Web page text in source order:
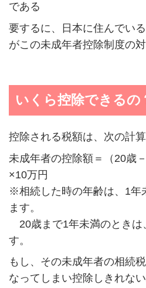
である
要するに、日本に住んでい
がこの未成年者控除制度の対
いくら控除できるの
控除される税額は、次の計
未成年者の控除額＝（20歳
×10万円
※相続した時の年齢は、1年
ます。
20歳まで1年未満のときは
す。
もし、その未成年者の相続
なってしまい控除しきれな